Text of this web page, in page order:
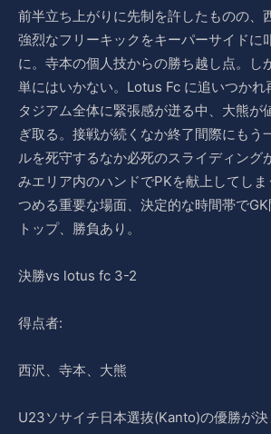
前半立ち上がりに先制を許したものの、
強烈なフリーキックをキーパーサイドに
に。寺本の個人技からの勝ち越し点。し
単にはいかない。Lotus Fc に追いつかれ
タジアム全体に緊張感が迸る中、大熊が
ぎ取る。接戦が続くなか終了間際にもう
ルを死守するなか必死のスライディング
みエリア内のハンドでPKを献上してし
つめる重要な場面、決定的な時間帯で
トップ、勝負あり。
決勝vs lotus fc 3-2
得点者:
西沢、寺本、大熊
U23ソサイチ日本選抜(Kanto)の優勝が決